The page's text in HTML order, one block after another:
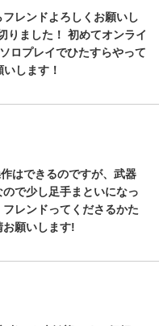
レンドよろしくお願いし
りました！ 初めてオンライ
ロプレイでひたすらやって
します！
はできるのですが、武器
で少し足手まといになっ
レンドってくださるかた
願いします!